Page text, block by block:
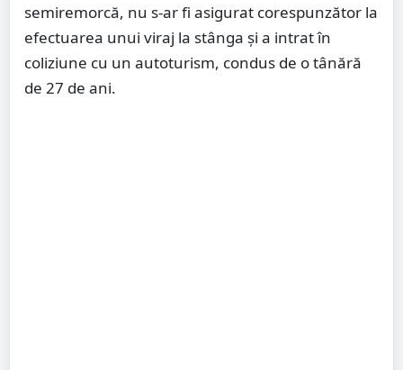
semiremorcă, nu s-ar fi asigurat corespunzător la
efectuarea unui viraj la stânga și a intrat în
coliziune cu un autoturism, condus de o tânără
de 27 de ani.